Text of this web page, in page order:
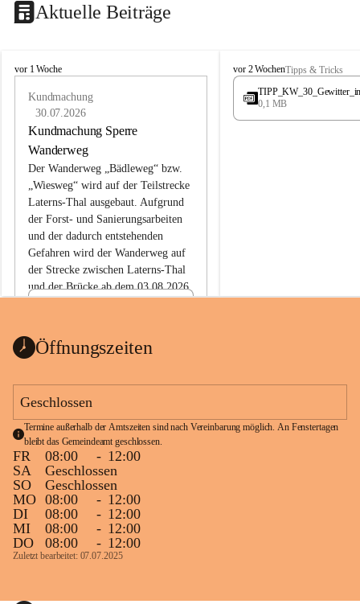
Aktuelle Beiträge
L
vor 1 Woche
Kundmachung
30.07.2026
Kundmachung Sperre
Wanderweg
Der Wanderweg „Bädleweg“ bzw.
„Wiesweg“ wird auf der Teilstrecke
Laterns-Thal ausgebaut. Aufgrund
der Forst- und Sanierungsarbeiten
und der dadurch entstehenden
Gefahren wird der Wanderweg auf
der Strecke zwischen Laterns-Thal
und der Brücke ab dem 03.08.2026
ht
1 Seite•0,1 MB
L
a
e
vor 2 WochenTipps & Tricks
0,1 MB
Öffnungszeiten
Geschlossen
Termine außerhalb der Amtszeiten sind nach Vereinbarung möglich. An Fenstertagen
bleibt das Gemeindeamt geschlossen.
FR 08:00 - 12:00
SA
Geschlossen
SO
Geschlossen
MO 08:00 - 12:00
DI
08:00 - 12:00
MI
08:00 - 12:00
DO
08:00 - 12:00
Zuletzt bearbeitet: 07.07.2025